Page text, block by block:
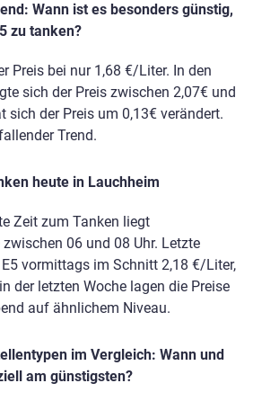
Wann ist es besonders günstig,
zu tanken?
Preis bei nur 1,68 €/Liter. In den
sich der Preis zwischen 2,07€ und
sich der Preis um 0,13€ verändert.
Trend.
heute in Lauchheim
Zeit zum Tanken liegt
06 und 08 Uhr. Letzte
vormittags im Schnitt 2,18 €/Liter,
der letzten Woche lagen die Preise
auf ähnlichem Niveau.
im Vergleich: Wann und
am günstigsten?